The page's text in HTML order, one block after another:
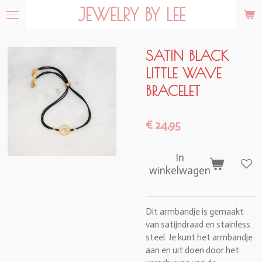
Ga
de
JEWELRY BY LEE
SATIN BLACK
LITTLE WAVE
BRACELET
€ 24,95
In
winkelwagen
Dit armbandje is gemaakt
van satijndraad en stainless
steel. Je kunt het armbandje
aan en uit doen door het